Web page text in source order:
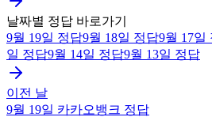
날짜별 정답 바로가기
9월 19일 정답9월 18일 정답9월 17일
일 정답9월 14일 정답9월 13일 정답
이전 날
9월 19일 카카오뱅크 정답